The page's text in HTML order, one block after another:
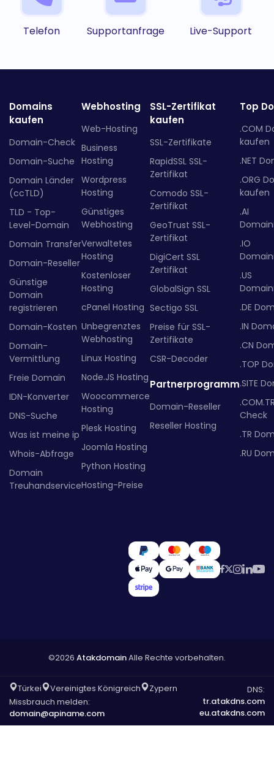
Telefon Supportanfrage Live-Support
Domains
kaufen
Domain-Check
Domain-Suche
Domain Länder
(ccTLD)
TLD - Top-
Level-Domain
Domain Transfer
Domain-Reseller
Günstige
Domain
registrieren
Domain-Kosten
Domain-
Vermittlung
Freie Domain
IDN-Konverter
DNS-Suche
Was ist meine ip
Whois-Abfrage
Domain
Treuhandservice
Webhosting
Web-Hosting
Business
Hosting
Wordpress
Hosting
Günstiges
Webhosting
Verwaltetes
Hosting
Kostenloser
Hosting
cPanel Hosting
Unbegrenztes
Webhosting
Linux Hosting
Node.JS Hosting
Woocommerce
Hosting
Plesk Hosting
Joomla Hosting
Python Hosting
Hosting-Preise
SSL-Zertifikat
kaufen
SSL-Zertifikate
RapidSSL SSL-
Zertifikat
Comodo SSL-
Zertifikat
GeoTrust SSL-
Zertifikat
DigiCert SSL
Zertifikat
GlobalSign SSL
Sectigo SSL
Preise für SSL-
Zertifikate
CSR-Decoder
Partnerprogramm
Domain-Reseller
Reseller Hosting
Top
.COM
kaufen
.NET
.ORG
kaufen
.AI
.IO
.US
.DE
.IN
.CN
.TOP
.SITE
Check
.TR
.RU
©2026 AtakdomainAlle Rechte vorbehalten.
Türkei Vereinigtes Königreich
Zypern
Missbrauch melden:
domain@apiname.com
DNS:
tr.atakdns.com
eu.atakdns.com